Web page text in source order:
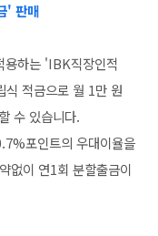
' 판매
하는 'IBK직장인적
식 적금으로 월 1만 원
수 있습니다.
포인트의 우대이율을
없이 연1회 분할출금이